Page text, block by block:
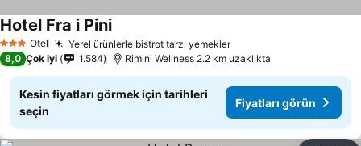
3 YıldızOtel Yerel ürünlerle bistrot tarzı yemekler
Hotel Fra i Pini
8,0 Çok iyi 1.584 Rimini Wellness 2.2 km uzaklıkta
Kesin fiyatları görmek için tarihleri
seçin
Fiyatları görün